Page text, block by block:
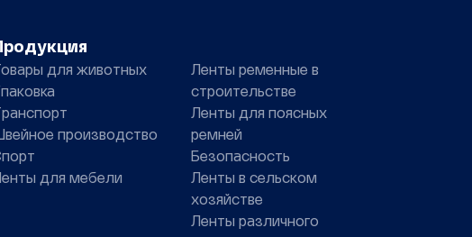
для животных
производство
для мебели
Ленты ременные в
строительстве
Ленты для поясных
ремней
Безопасность
Ленты в сельском
хозяйстве
Ленты различного